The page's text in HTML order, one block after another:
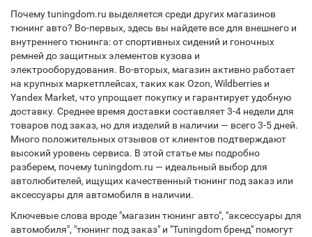
Почему tuningdom.ru выделяется среди других магазинов
тюнинг авто? Во-первых, здесь вы найдете все для внешнего и
внутреннего тюнинга: от спортивных сидений и гоночных
ремней до защитных элементов кузова и
электрооборудования. Во-вторых, магазин активно работает
на крупных маркетплейсах, таких как Ozon, Wildberries и
Yandex Market, что упрощает покупку и гарантирует удобную
доставку. Среднее время доставки составляет 3-4 недели для
товаров под заказ, но для изделий в наличии — всего 3-5 дней.
Много положительных отзывов от клиентов подтверждают
высокий уровень сервиса. В этой статье мы подробно
разберем, почему tuningdom.ru — идеальный выбор для
автолюбителей, ищущих качественный тюнинг под заказ или
аксессуары для автомобиля в наличии.
Ключевые слова вроде "магазин тюнинг авто", "аксессуары для
автомобиля", "тюнинг под заказ" и "Tuningdom бренд" помогут